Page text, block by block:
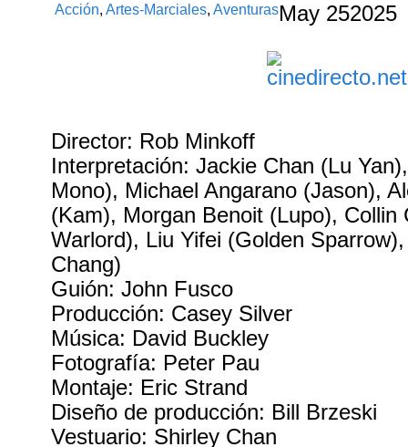
Acción,Artes-Marciales,AventurasMay 252025
Director: Rob Minkoff
Interpretación: Jackie Chan (Lu
Mono), Michael Angarano (Jason),
(Kam), Morgan Benoit (Lupo), Collin
Warlord), Liu Yifei (Golden
Chang)
Guión: John Fusco
Producción: Casey Silver
Música: David Buckley
Fotografía: Peter Pau
Montaje: Eric Strand
Diseño de producción: Bill Brzeski
Vestuario: Shirley Chan